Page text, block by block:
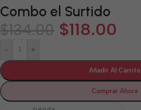
Combo el Surtido
$134.00 $118.00
- +
Añadir Al Carrito
Comprar Ahora